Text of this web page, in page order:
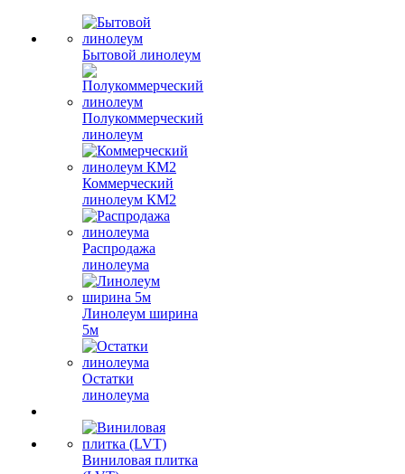
Бытовой линолеум
Полукоммерческий
линолеум
Коммерческий
линолеум КМ2
Распродажа
линолеума
Линолеум ширина
5м
Остатки
линолеума
Виниловая плитка